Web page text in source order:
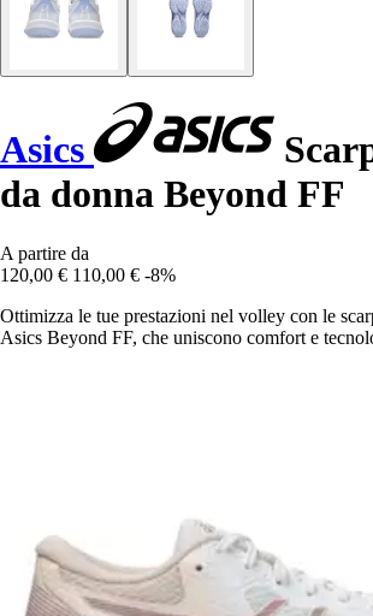
Asics
da donna Beyond FF
A partire da
120,00 € 110,00 € -8%
Ottimizza le tue prestazioni nel volley con le
Asics Beyond FF, che uniscono comfort e